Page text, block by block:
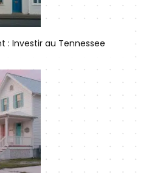
: Investir au Tennessee